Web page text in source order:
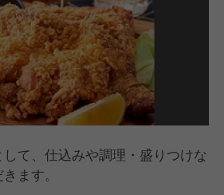
て、仕込みや調理・盛りつけな
ます。